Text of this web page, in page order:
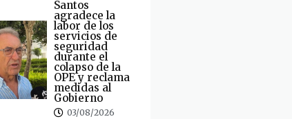
Santos
agradece la
labor de los
servicios de
seguridad
durante el
colapso de la
OPE y reclama
medidas al
Gobierno
03/08/2026